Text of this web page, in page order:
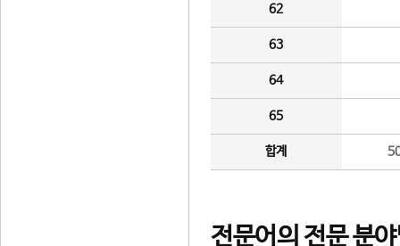
62
63
64
65
합계
전문어의 전문 분